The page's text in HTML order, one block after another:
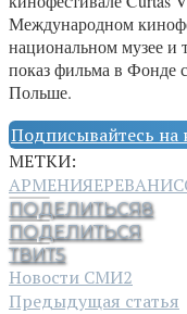
Международном
национальном музее и
показ фильма в Фонде
Польше.
Подписывайтесь на
МЕТКИ:
АРМЕНИЯЕРЕВАН
ПОДЕЛИТЬСЯ8
ПОДЕЛИТЬСЯ
ТВИТ5
Новости СМИ2
Предыдущая статья